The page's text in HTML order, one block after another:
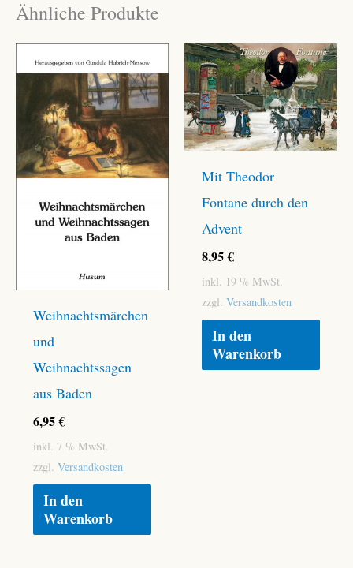
Ähnliche Produkte
Weihnachtsmärchen
und
Weihnachtssagen
aus Baden
6,95€
inkl. 7 % MwSt.
zzgl. Versandkosten
In den
Warenkorb
Mit Theodor
Fontane durch den
Advent
8,95€
inkl. 19 % MwSt.
zzgl. Versandkosten
In den
Warenkorb